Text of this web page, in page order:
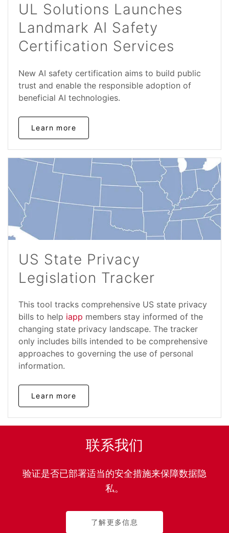
UL Solutions Launches
Landmark AI Safety
Certification Services
New AI safety certification aims to build public
trust and enable the responsible adoption of
beneficial AI technologies.
Learn more
US State Privacy
Legislation Tracker
This tool tracks comprehensive US state privacy
bills to help iapp members stay informed of the
changing state privacy landscape. The tracker
only includes bills intended to be comprehensive
approaches to governing the use of personal
information.
Learn more
联系我们
验证是否已部署适当的安全措施来保障数据隐
私。
了解更多信息